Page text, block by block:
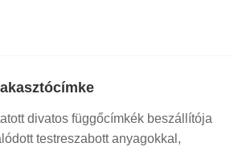
divatos függőcímkék beszállítója
testreszabott anyagokkal,